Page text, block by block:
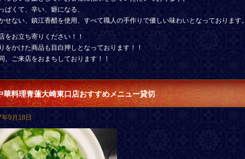
ぱくて、辛い、癖になる、
せない、鎮江香醋を使用、すべて職人の手作りで優しい味わいとなっております。
をお立ち寄りください！！
をかけた商品も目白押しとなっております！！
、ご来店をおまちしております！！
華料理青蓮大崎東口店おすすめメニュー貸切
9月18日